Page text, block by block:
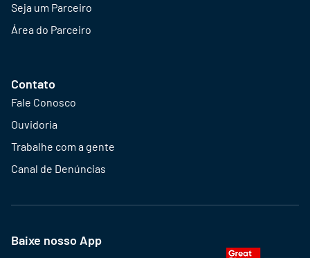
Seja um Parceiro
Área do Parceiro
Contato
Fale Conosco
Ouvidoria
Trabalhe com a gente
Canal de Denúncias
Baixe nosso App